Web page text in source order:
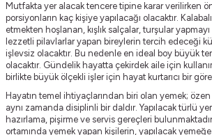
Mutfakta yer alacak tencere tipine karar verilirken
porsiyonların kaç kişiye yapılacağı olacaktır.
etmekten hoşlanan, kışlık salçalar, turşular
lezzetli pilavlarlar yapan bireylerin tercih edeceği
işlevsiz olacaktır. Bu nedenle en ideal boy büyük
olacaktır. Gündelik hayatta çekirdek aile için
birlikte büyük ölçekli işler için hayat kurtarıcı bir
Hayatın temel ihtiyaçlarından biri olan yemek;
aynı zamanda disiplinli bir daldır. Yapılacak türlü
hazırlama, pişirme ve servis gereçleri
ortamında yemek yapan kişilerin, yapılacak